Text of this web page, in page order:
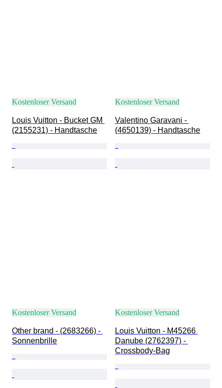
Kostenloser Versand
Louis Vuitton - Bucket GM
(2155231) - Handtasche
Kostenloser Versand
Valentino Garavani -
(4650139) - Handtasche
Kostenloser Versand
Other brand - (2683266) -
Sonnenbrille
Kostenloser Versand
Louis Vuitton - M45266
Danube (2762397) -
Crossbody-Bag